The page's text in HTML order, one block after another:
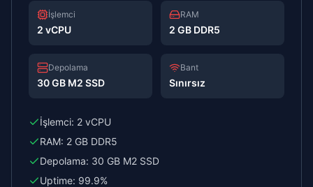
İşlemci
2 vCPU
RAM
2 GB DDR5
Depolama
30 GB M2 SSD
Bant
Sınırsız
İşlemci: 2 vCPU
RAM: 2 GB DDR5
Depolama: 30 GB M2 SSD
Uptime: 99.9%